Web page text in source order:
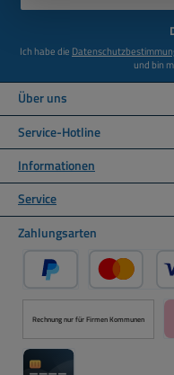
Ich habe die
und bin
Über uns
Service-Hotline
Informationen
Service
Zahlungsarten
PayPal
Rechnung nur für Firmen Kommunen